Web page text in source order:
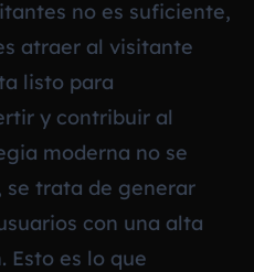
no es suficiente,
atraer al visitante
listo para
y contribuir al
moderna no se
trata de generar
con una alta
Esto es lo que